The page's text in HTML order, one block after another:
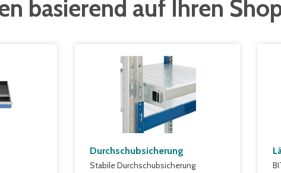
basierend auf Ihren
Durchschubsicherung
Stabile Durchschubsicherung